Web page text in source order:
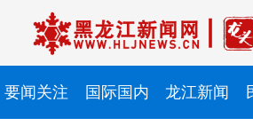
要闻关注 国际国内 龙江新闻